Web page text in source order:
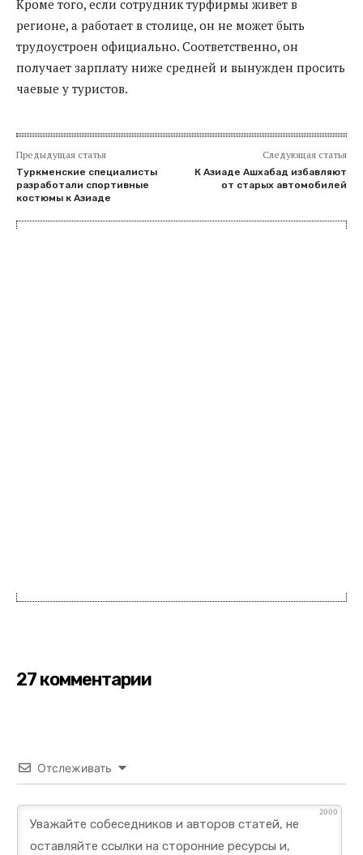
Кроме того, если сотрудник турфирмы живет в
регионе, а работает в столице, он не может быть
трудоустроен официально. Соответственно, он
получает зарплату ниже средней и вынужден просить
чаевые у туристов.
Предыдущая статья
Туркменские специалисты
разработали спортивные
костюмы к Азиаде
Следующая статья
К Азиаде Ашхабад избавляют
от старых автомобилей
27 комментарии
Отслеживать
2000